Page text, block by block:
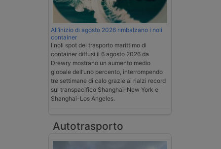
All’inizio di agosto 2026 rimbalzano i noli
container
I noli spot del trasporto marittimo di
container diffusi il 6 agosto 2026 da
Drewry mostrano un aumento medio
globale dell’uno percento, interrompendo
tre settimane di calo grazie ai rialzi record
sul transpacifico Shanghai-New York e
Shanghai-Los Angeles.
Autotrasporto